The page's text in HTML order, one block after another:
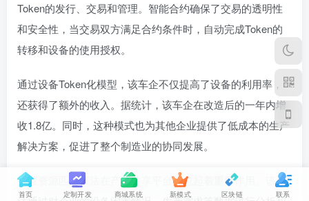
Token的发行、交易和管理。智能合约确保了交易的透明性
和安全性，当交易双方满足合约条件时，自动完成Token的
转移和设备的使用授权。
通过设备Token化模型，该车企不仅提高了设备的利用率，
还获得了额外的收入。据统计，该车企在改造后的一年内增
收1.8亿。同时，这种模式也为其他企业提供了低成本的生产
解决方案，促进了整个制造业的协同发展。
闲置资源匹配算法在产能共享平台中也起着重要作用。该算
首页 定制开发 商城系统 新模式 区块链 联系